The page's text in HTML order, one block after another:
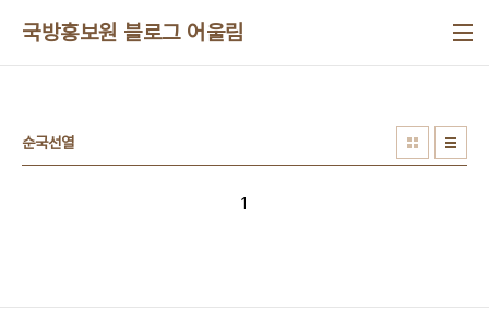
국방홍보원 블로그 어울림
순국선열
1